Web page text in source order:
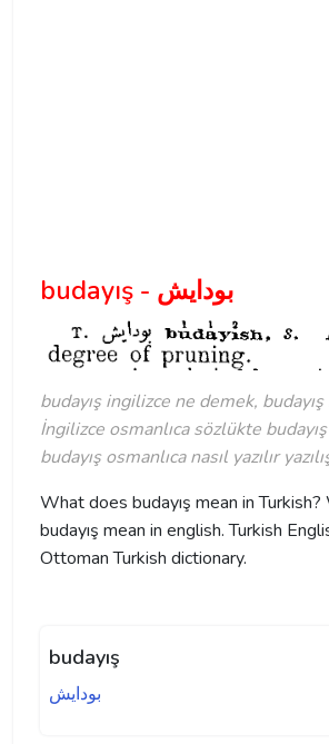
budayış - بودايش
budayış ingilizce ne demek,
İngilizce osmanlıca sözlükte
budayış osmanlıca nasıl yazılır
What does budayış mean in
budayış mean in english. Turkish
Ottoman Turkish dictionary.
budayış
بودايش